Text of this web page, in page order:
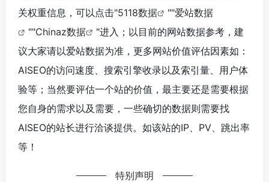
关权重信息，可以点击"5118数据 ""爱站数据
""Chinaz数据
"进入；以目前的网站数据参考，建
议大家请以爱站数据为准，更多网站价值评估因素如：
AISEO的访问速度、搜索引擎收录以及索引量、用户体
验等；当然要评估一个站的价值，最主要还是需要根据
您自身的需求以及需要，一些确切的数据则需要找
AISEO的站长进行洽谈提供。如该站的IP、PV、跳出率
等！
特别声明